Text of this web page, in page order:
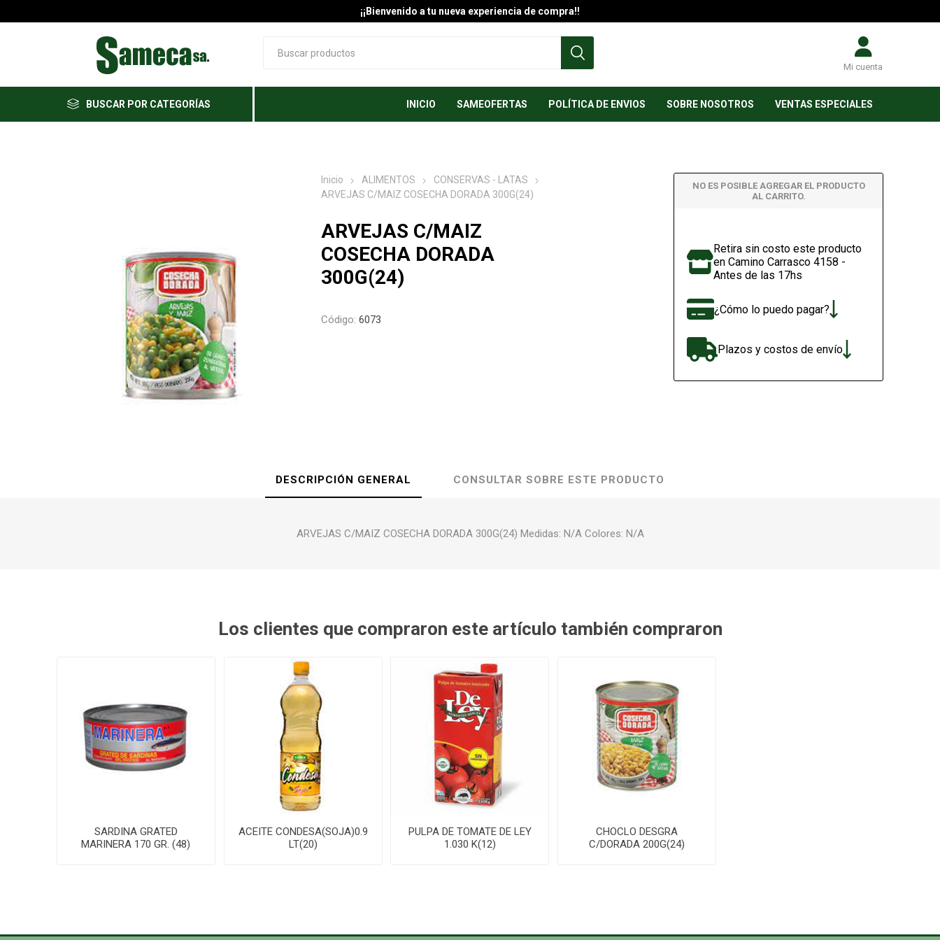
¡¡Bienvenido a tu nueva experiencia de compra!!
Mi cuenta
BUSCAR POR CATEGORÍAS INICIO SAMEOFERTAS POLÍTICA DE ENVIOS SOBRE NOSOTROS VENTAS ESPECIALES
Inicio ALIMENTOS
CONSERVAS - LATAS
ARVEJAS C/MAIZ COSECHA DORADA 300G(24)
ARVEJAS C/MAIZ
COSECHA DORADA
300G(24)
Código: 6073
NO ES POSIBLE AGREGAR EL PRODUCTO
AL CARRITO.
Retira sin costo este producto
en Camino Carrasco 4158 -
Antes de las 17hs
¿Cómo lo puedo pagar?
Plazos y costos de envío
DESCRIPCIÓN GENERAL CONSULTAR SOBRE ESTE PRODUCTO
ARVEJAS C/MAIZ COSECHA DORADA 300G(24) Medidas: N/A Colores: N/A
Los clientes que compraron este artículo también compraron
SARDINA GRATED
MARINERA 170 GR. (48)
ACEITE CONDESA(SOJA)0.9
LT(20)
PULPA DE TOMATE DE LEY
1.030 K(12)
CHOCLO DESGRA
C/DORADA 200G(24)